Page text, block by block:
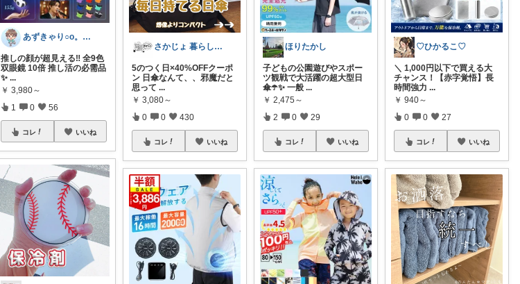
あずきゃり○o。.🐟🐠
推しの顔が超見える‼ 全9色
双眼鏡 10倍 推し活の必需品
✨ ...
￥ 3,980～
1 0 56
コレ いいね
さかじょ 暮らしラクROOM
5のつく日×40%OFFクーポ
ン 日傘なんて、、邪魔だと
思って ...
￥ 3,080～
0 0 430
コレ いいね
ほりたかし
子どもの公園遊びやスポー
ツ観戦で大活躍の超大型日
傘☂️✨ 一般 ...
￥ 2,475～
2 0 29
コレ いいね
♡ひかるこ♡
＼ 1,000円以下で買える大
チャンス！【赤字覚悟】長
時間強力 ...
￥ 940～
0 0 27
コレ いいね